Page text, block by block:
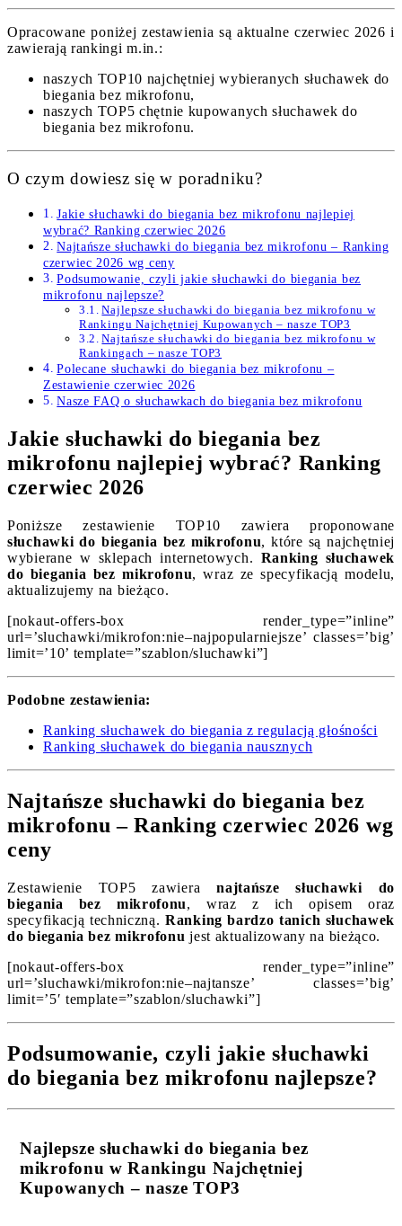
Opracowane poniżej zestawienia są aktualne czerwiec 2026 i
zawierają rankingi m.in.:
naszych TOP10 najchętniej wybieranych słuchawek do
biegania bez mikrofonu,
naszych TOP5 chętnie kupowanych słuchawek do
biegania bez mikrofonu.
O czym dowiesz się w poradniku?
Jakie słuchawki do biegania bez mikrofonu najlepiej
wybrać? Ranking czerwiec 2026
Najtańsze słuchawki do biegania bez mikrofonu – Ranking
czerwiec 2026 wg ceny
Podsumowanie, czyli jakie słuchawki do biegania bez
mikrofonu najlepsze?
Najlepsze słuchawki do biegania bez mikrofonu w
Rankingu Najchętniej Kupowanych – nasze TOP3
Najtańsze słuchawki do biegania bez mikrofonu w
Rankingach – nasze TOP3
Polecane słuchawki do biegania bez mikrofonu –
Zestawienie czerwiec 2026
Nasze FAQ o słuchawkach do biegania bez mikrofonu
Jakie słuchawki do biegania bez
mikrofonu najlepiej wybrać? Ranking
czerwiec 2026
Poniższe zestawienie TOP10 zawiera proponowane
słuchawki do biegania bez mikrofonu, które są najchętniej
wybierane w sklepach internetowych. Ranking słuchawek
do biegania bez mikrofonu, wraz ze specyfikacją modelu,
aktualizujemy na bieżąco.
[nokaut-offers-box render_type=”inline”
url=’sluchawki/mikrofon:nie–najpopularniejsze’ classes=’big’
limit=’10’ template=”szablon/sluchawki”]
Podobne zestawienia:
Ranking słuchawek do biegania z regulacją głośności
Ranking słuchawek do biegania nausznych
Najtańsze słuchawki do biegania bez
mikrofonu – Ranking czerwiec 2026 wg
ceny
Zestawienie TOP5 zawieranajtańsze słuchawki do
biegania bez mikrofonu, wraz z ich opisem oraz
specyfikacją techniczną.Ranking bardzo tanich słuchawek
do biegania bez mikrofonu jest aktualizowany na bieżąco.
[nokaut-offers-box render_type=”inline”
url=’sluchawki/mikrofon:nie–najtansze’ classes=’big’
limit=’5′ template=”szablon/sluchawki”]
Podsumowanie, czyli jakie słuchawki
do biegania bez mikrofonu najlepsze?
Najlepsze słuchawki do biegania bez
mikrofonu w Rankingu Najchętniej
Kupowanych – nasze TOP3